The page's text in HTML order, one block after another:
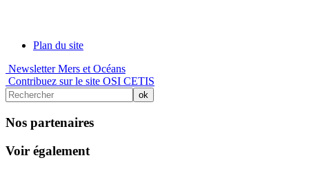
Plan du site
Newsletter Mers et Océans
Contribuez sur le site OSI CETIS
Nos partenaires
Voir également